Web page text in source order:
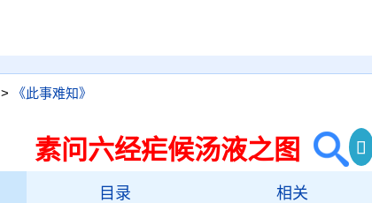
> 《此事难知》
素问六经疟候汤液之图
目录 相关